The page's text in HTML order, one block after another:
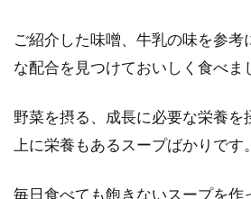
ご紹介した味噌、牛乳の味を参考
な配合を見つけておいしく食べま
野菜を摂る、成長に必要な栄養を
上に栄養もあるスープばかりです。
毎日食べても飽きないスープを作